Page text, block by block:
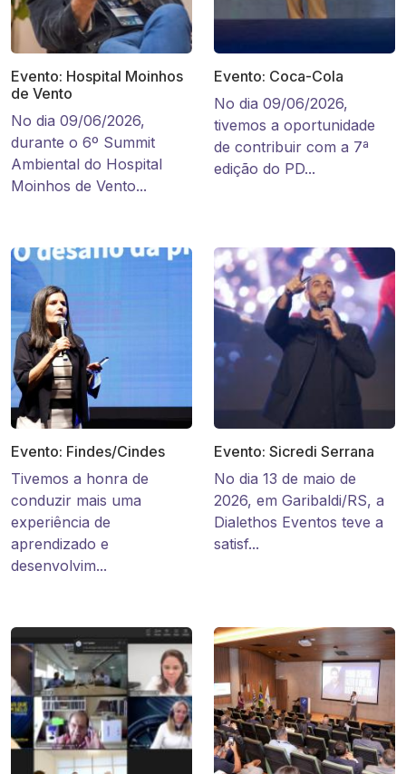
Evento: Hospital Moinhos
de Vento
No dia 09/06/2026,
durante o 6º Summit
Ambiental do Hospital
Moinhos de Vento...
Evento: Coca-Cola
No dia 09/06/2026,
tivemos a oportunidade
de contribuir com a 7ª
edição do PD...
Evento: Findes/Cindes
Tivemos a honra de
conduzir mais uma
experiência de
aprendizado e
desenvolvim...
Evento: Sicredi Serrana
No dia 13 de maio de
2026, em Garibaldi/RS, a
Dialethos Eventos teve a
satisf...